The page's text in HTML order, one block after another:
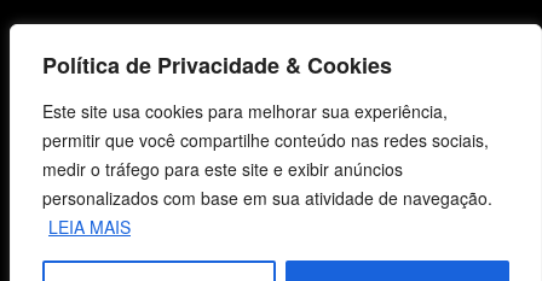
Política de Privacidade & Cookies
Este site usa cookies para melhorar sua experiência,
permitir que você compartilhe conteúdo nas redes sociais,
medir o tráfego para este site e exibir anúncios
personalizados com base em sua atividade de navegação.
LEIA MAIS
vendas@cebi.org.br
comunicacao@cebi.org.br
WhatsApp / Vendas
+55 (51) 99734-4518
WhatsApp / Comunicação
+55 (51) 99799-3041